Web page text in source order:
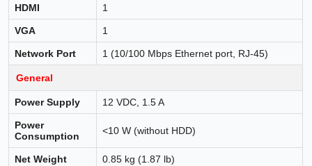
HDMI 1
VGA 1
Network Port 1 (10/100 Mbps Ethernet port, RJ-45)
General
Power Supply 12 VDC, 1.5 A
Power
Consumption
<10 W (without HDD)
Net Weight 0.85 kg (1.87 lb)